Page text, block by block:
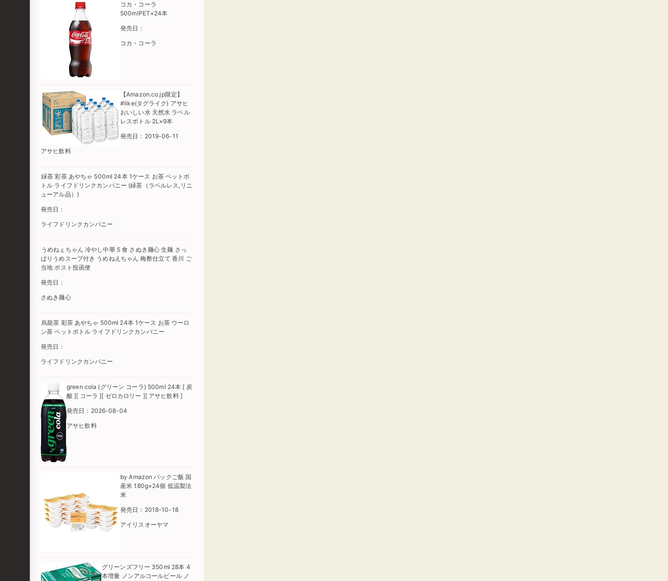
コカ・コーラ
500mlPET×24本
発売日：
コカ・コーラ
【Amazon.co.jp限定】
#like(タグライク) アサヒ
おいしい水 天然水 ラベル
レスボトル 2L×9本
発売日：2019-06-11
アサヒ飲料
緑茶 彩茶 あやちゃ 500ml 24本 1ケース お茶 ペットボ
トル ライフドリンクカンパニー (緑茶（ラベルレス,リニ
ューアル品）)
発売日：
ライフドリンクカンパニー
うめねぇちゃん 冷やし中華 5 食 さぬき麺心 生麺 さっ
ぱりうめスープ付き うめねえちゃん 梅酢仕立て 香川 ご
当地 ポスト投函便
発売日：
さぬき麺心
烏龍茶 彩茶 あやちゃ 500ml 24本 1ケース お茶 ウーロ
ン茶 ペットボトル ライフドリンクカンパニー
発売日：
ライフドリンクカンパニー
green cola (グリーン コーラ) 500ml 24本 [ 炭
酸 ][ コーラ ][ ゼロカロリー ][ アサヒ飲料 ]
発売日：2026-08-04
アサヒ飲料
by Amazon パックご飯 国
産米 180g×24個 低温製法
米
発売日：2018-10-18
アイリスオーヤマ
グリーンズフリー 350ml 28本 4
本増量 ノンアルコールビール ノ